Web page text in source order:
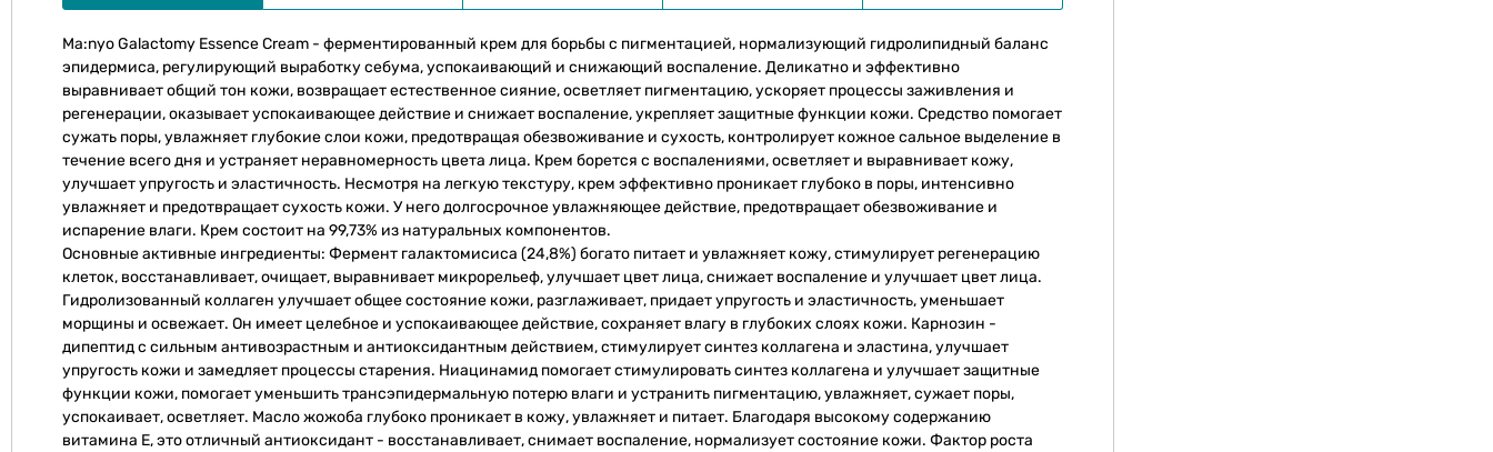
Ma:nyo Galactomy Essence Cream - ферментированный крем для борьбы с пигментацией, нормализующий гидролипидный баланс
эпидермиса, регулирующий выработку себума, успокаивающий и снижающий воспаление. Деликатно и эффективно
выравнивает общий тон кожи, возвращает естественное сияние, осветляет пигментацию, ускоряет процессы заживления и
регенерации, оказывает успокаивающее действие и снижает воспаление, укрепляет защитные функции кожи. Средство помогает
сужать поры, увлажняет глубокие слои кожи, предотвращая обезвоживание и сухость, контролирует кожное сальное выделение в
течение всего дня и устраняет неравномерность цвета лица. Крем борется с воспалениями, осветляет и выравнивает кожу,
улучшает упругость и эластичность. Несмотря на легкую текстуру, крем эффективно проникает глубоко в поры, интенсивно
увлажняет и предотвращает сухость кожи. У него долгосрочное увлажняющее действие, предотвращает обезвоживание и
испарение влаги. Крем состоит на 99,73% из натуральных компонентов.
Основные активные ингредиенты: Фермент галактомисиса (24,8%) богато питает и увлажняет кожу, стимулирует регенерацию
клеток, восстанавливает, очищает, выравнивает микрорельеф, улучшает цвет лица, снижает воспаление и улучшает цвет лица.
Гидролизованный коллаген улучшает общее состояние кожи, разглаживает, придает упругость и эластичность, уменьшает
морщины и освежает. Он имеет целебное и успокаивающее действие, сохраняет влагу в глубоких слоях кожи. Карнозин -
дипептид с сильным антивозрастным и антиоксидантным действием, стимулирует синтез коллагена и эластина, улучшает
упругость кожи и замедляет процессы старения. Ниацинамид помогает стимулировать синтез коллагена и улучшает защитные
функции кожи, помогает уменьшить трансэпидермальную потерю влаги и устранить пигментацию, увлажняет, сужает поры,
успокаивает, осветляет. Масло жожоба глубоко проникает в кожу, увлажняет и питает. Благодаря высокому содержанию
витамина E, это отличный антиоксидант - восстанавливает, снимает воспаление, нормализует состояние кожи. Фактор роста